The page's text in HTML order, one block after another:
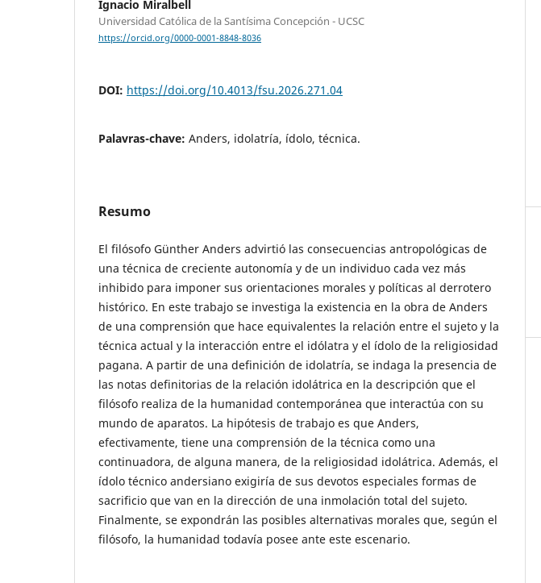
Ignacio Miralbell
Universidad Católica de la Santísima Concepción - UCSC
https://orcid.org/0000-0001-8848-8036
DOI: https://doi.org/10.4013/fsu.2026.271.04
Palavras-chave: Anders, idolatría, ídolo, técnica.
Resumo
El filósofo Günther Anders advirtió las consecuencias antropológicas de
una técnica de creciente autonomía y de un individuo cada vez más
inhibido para imponer sus orientaciones morales y políticas al derrotero
histórico. En este trabajo se investiga la existencia en la obra de Anders
de una comprensión que hace equivalentes la relación entre el sujeto y la
técnica actual y la interacción entre el idólatra y el ídolo de la religiosidad
pagana. A partir de una definición de idolatría, se indaga la presencia de
las notas definitorias de la relación idolátrica en la descripción que el
filósofo realiza de la humanidad contemporánea que interactúa con su
mundo de aparatos. La hipótesis de trabajo es que Anders,
efectivamente, tiene una comprensión de la técnica como una
continuadora, de alguna manera, de la religiosidad idolátrica. Además, el
ídolo técnico andersiano exigiría de sus devotos especiales formas de
sacrificio que van en la dirección de una inmolación total del sujeto.
Finalmente, se expondrán las posibles alternativas morales que, según el
filósofo, la humanidad todavía posee ante este escenario.